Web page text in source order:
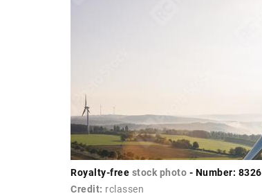
Royalty-free stock photo - Number: 8326
Credit: rclassen